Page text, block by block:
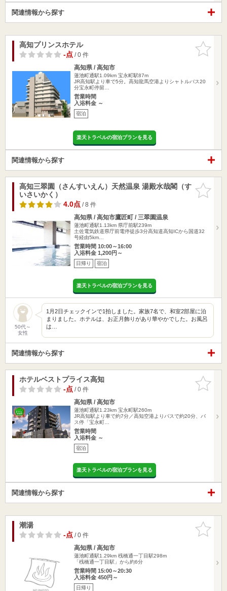
関連情報から探す
お気に入
りに追加
高知プリンスホテル
-点/ 0 件
高知県 / 高知市
蓮池町通駅1.09km 宝永町駅87m
JR高知駅より車で5分。高知龍馬空港よりシャトルバス20
分宝永町停留…
営業時間
入浴料金 ～
宿泊
楽天トラベルの宿泊プランを見る
関連情報から探す
お気に入
りに追加
高知三翠園（さんすいえん）天然温泉 湯殿水哉閣（す
いさいかく）
4.0点/ 8 件
高知県 / 高知市鷹匠町 / 三翠園温泉
蓮池町通駅1.13km 県庁前駅239m
土佐電気鉄道県庁前電停徒歩3分高知道高知ICから国道32
号経由5km…
営業時間 10:00～16:00
入浴料金 1,200円～
日帰り 宿泊
楽天トラベルの宿泊プランを見る
50代～
女性
1月2日チェックインで1拍しました。家族7名で、和室2部屋に泊
まりました。ホテルは、お正月飾りがあり華やかでした。お風呂
は…
関連情報から探す
お気に入
りに追加
ホテルベストプライス高知
-点/ 0 件
高知県 / 高知市
蓮池町通駅1.23km 宝永町駅260m
JR高知駅より車で約7分／高知空港よりバスで約20分、バ
ス停「宝永町…
営業時間
入浴料金 ～
宿泊
楽天トラベルの宿泊プランを見る
関連情報から探す
お気に入
りに追加
潮湯
-点/ 0 件
高知県 / 高知市
蓮池町通駅1.29km 桟橋通一丁目駅298m
「桟橋通一丁目駅」から約6分
営業時間 15:00～20:30
入浴料金 450円～
日帰り